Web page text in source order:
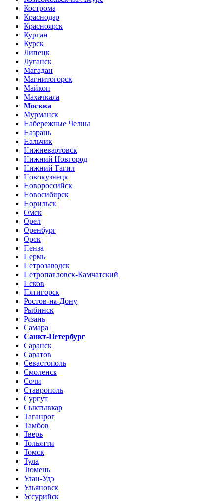
Кострома
Краснодар
Красноярск
Курган
Курск
Липецк
Луганск
Магадан
Магнитогорск
Майкоп
Махачкала
Москва
Мурманск
Набережные Челны
Назрань
Нальчик
Нижневартовск
Нижний Новгород
Нижний Тагил
Новокузнецк
Новороссийск
Новосибирск
Норильск
Омск
Орел
Оренбург
Орск
Пенза
Пермь
Петрозаводск
Петропавловск-Камчатский
Псков
Пятигорск
Ростов-на-Дону
Рыбинск
Рязань
Самара
Санкт-Петербург
Саранск
Саратов
Севастополь
Смоленск
Сочи
Ставрополь
Сургут
Сыктывкар
Таганрог
Тамбов
Тверь
Тольятти
Томск
Тула
Тюмень
Улан-Удэ
Ульяновск
Уссурийск